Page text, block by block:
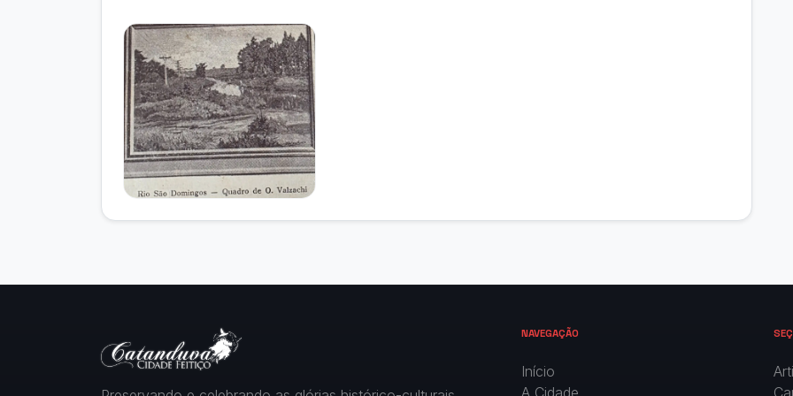
NAVEGAÇÃO
Início